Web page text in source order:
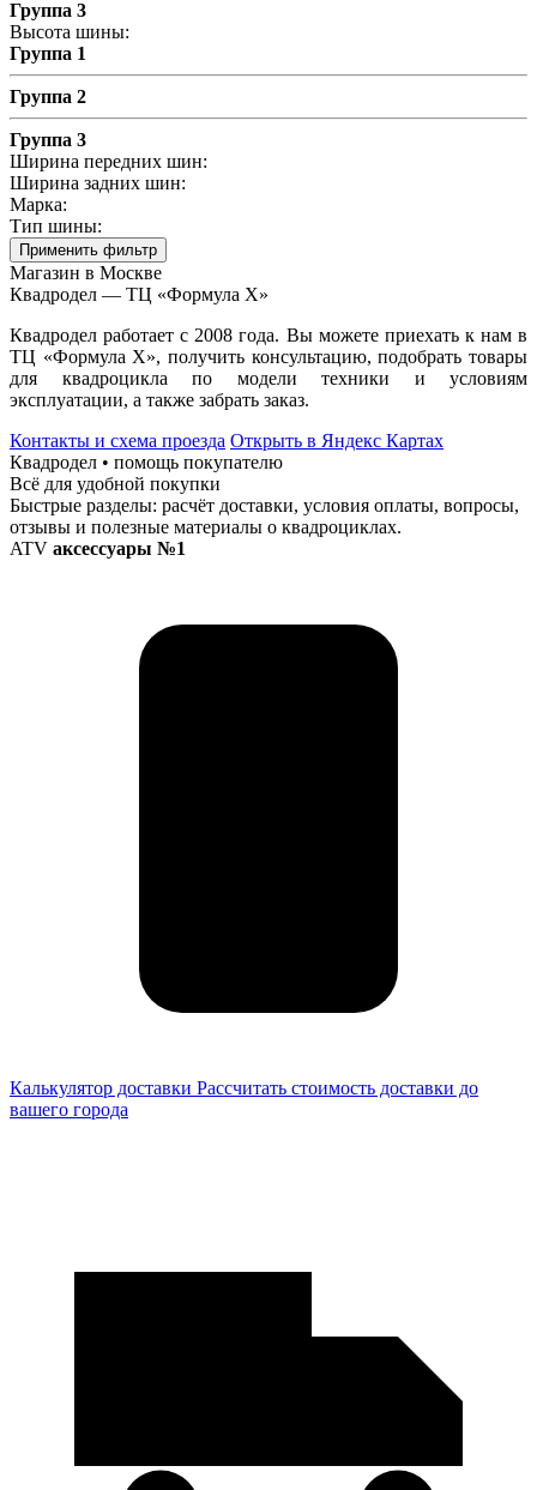
Группа 3
Высота шины:
Группа 1
Группа 2
Группа 3
Ширина передних шин:
Ширина задних шин:
Марка:
Тип шины:
Применить фильтр
Магазин в Москве
Квадродел — ТЦ «Формула Х»
Квадродел работает с 2008 года. Вы можете приехать к нам в
ТЦ «Формула Х», получить консультацию, подобрать товары
для квадроцикла по модели техники и условиям
эксплуатации, а также забрать заказ.
Контакты и схема проезда Открыть в Яндекс Картах
Квадродел • помощь покупателю
Всё для удобной покупки
Быстрые разделы: расчёт доставки, условия оплаты, вопросы,
отзывы и полезные материалы о квадроциклах.
ATV аксессуары №1
Калькулятор доставки Рассчитать стоимость доставки до
вашего города